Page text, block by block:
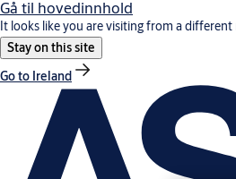
Gå til hovedinnhold
It looks like you are visiting from a
Stay on this site
Go to Ireland